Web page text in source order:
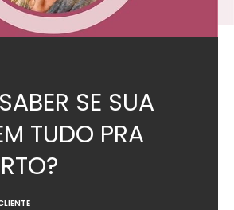
SE SUA
TUDO PRA